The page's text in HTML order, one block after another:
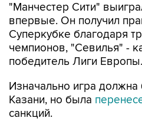
"Манчестер Сити"
впервые. Он получил
Суперкубке благодаря
чемпионов, "Севилья" -
победитель Лиги Европы.
Изначально игра должна
Казани, но была
санкций.